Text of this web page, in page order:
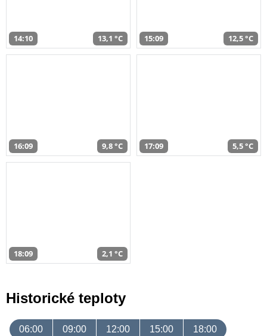
14:10 13,1 °C 15:09 12,5 °C
16:09 9,8 °C 17:09 5,5 °C
18:09 2,1 °C
Historické teploty
06:00 09:00 12:00 15:00 18:00